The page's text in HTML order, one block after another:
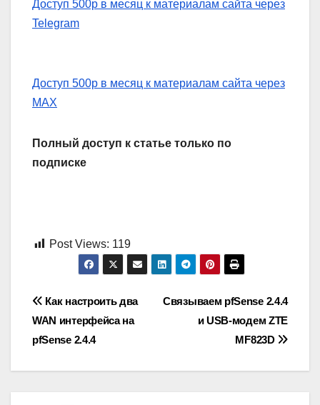
Доступ 500р в месяц к материалам сайта через
Telegram
Доступ 500р в месяц к материалам сайта через
MAX
Полный доступ к статье только по
подписке
Post Views: 119
Навигация
по
записям
Связываем pfSense 2.4.4
и USB-модем ZTE
MF823D
Как настроить два
WAN интерфейса на
pfSense 2.4.4